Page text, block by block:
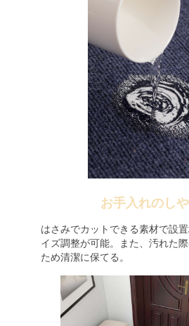
お手入れのし
はさみでカットできる素材で設
イズ調整が可能。また、汚れた
ため清潔に保てる。